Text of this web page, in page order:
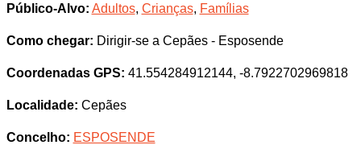
Público-Alvo: Adultos, Crianças, Famílias
Como chegar: Dirigir-se a Cepães - Esposende
Coordenadas GPS: 41.554284912144, -8.7922702969818
Localidade: Cepães
Concelho: ESPOSENDE